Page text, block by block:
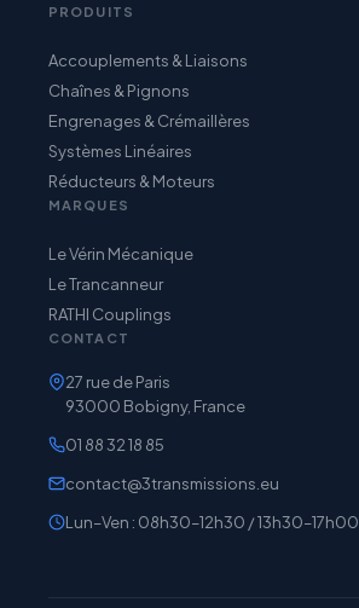
PRODUITS
Accouplements & Liaisons
Chaînes & Pignons
Engrenages & Crémaillères
Systèmes Linéaires
Réducteurs & Moteurs
MARQUES
Le Vérin Mécanique
Le Trancanneur
RATHI Couplings
CONTACT
27 rue de Paris
93000 Bobigny, France
01 88 32 18 85
contact@3transmissions.eu
Lun–Ven : 08h30–12h30 / 13h30–17h00